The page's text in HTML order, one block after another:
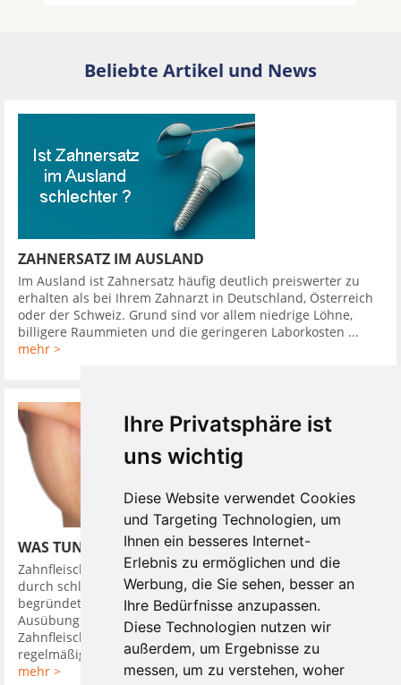
Ihre Privatsphäre ist
uns wichtig
Diese Website verwendet Cookies
und Targeting Technologien, um
Ihnen ein besseres Internet-
Erlebnis zu ermöglichen und die
Werbung, die Sie sehen, besser an
Ihre Bedürfnisse anzupassen.
Diese Technologien nutzen wir
außerdem, um Ergebnisse zu
messen, um zu verstehen, woher
Beliebte Artikel und News
ZAHNERSATZ IM AUSLAND
Im Ausland ist Zahnersatz häufig deutlich preiswerter zu
erhalten als bei Ihrem Zahnarzt in Deutschland, Österreich
oder der Schweiz. Grund sind vor allem niedrige Löhne,
billigere Raummieten und die geringeren Laborkosten ...
mehr >
WAS TUN BEI ZAHNFLEISCHBLUTEN
Zahnfleischbluten ist ein ernstes Warnsignal das meistens
durch schlechte oder schlicht kaum vorhandene Mundpflege
begründet ist. Blutet das Zahnfleisch beim Putzen oder bei
Ausübung von Druck, ist das meistens ein Zeichen für eine
Zahnfleischentzündung, die sogenannte Gingivitis. Durch
regelmäßige ...
mehr >